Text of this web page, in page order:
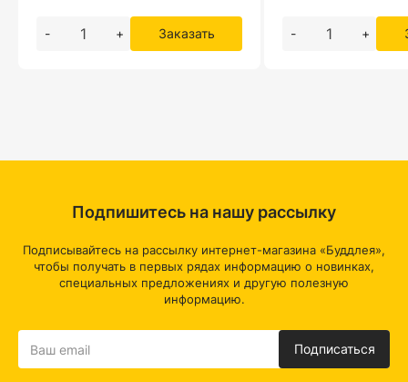
- + Заказать - +
Подпишитесь на нашу рассылку
Подписывайтесь на рассылку интернет-магазина «Буддлея»,
чтобы получать в первых рядах информацию о новинках,
специальных предложениях и другую полезную
информацию.
Подписаться